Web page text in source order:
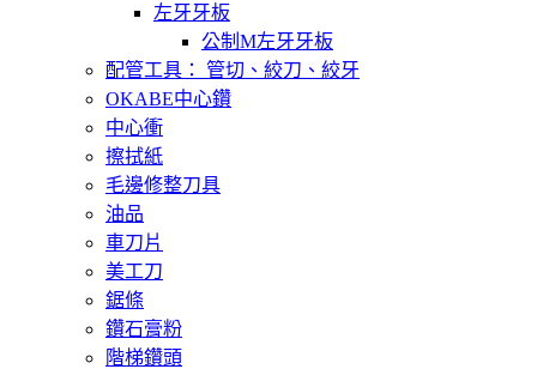
左牙牙板
公制M左牙牙板
配管工具： 管切、絞刀、絞牙
OKABE中心鑽
中心衝
擦拭紙
毛邊修整刀具
油品
車刀片
美工刀
鋸條
鑽石膏粉
階梯鑽頭